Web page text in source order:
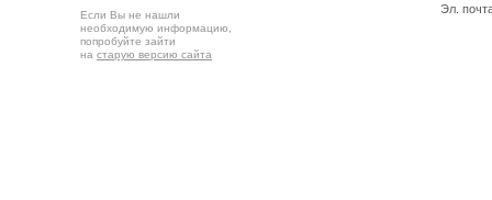
Если Вы не нашли
необходимую информацию,
попробуйте зайти
на старую версию сайта
Эл.